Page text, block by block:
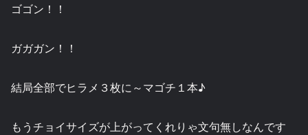
ゴゴン！！
ガガガン！！
結局全部でヒラメ３枚に～マゴチ１本♪
もうチョイサイズが上がってくれりゃ文句無しなんです